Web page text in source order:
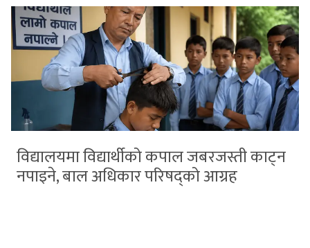
विद्यालयमा विद्यार्थीको कपाल जबरजस्ती काट्न
नपाइने, बाल अधिकार परिषद्को आग्रह